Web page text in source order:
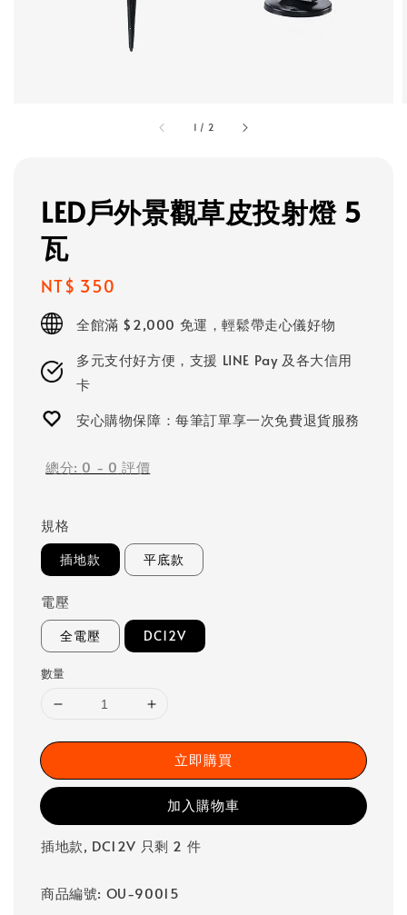
1 / 2
LED戶外景觀草皮投射燈 5
瓦
Regular
price
NT$ 350
全館滿 $2,000 免運，輕鬆帶走心儀好物
多元支付好方便，支援 LINE Pay 及各大信用
卡
安心購物保障：每筆訂單享一次免費退貨服務
總分: 0 - 0 評價
規格
插地款 平底款
電壓
全電壓 DC12V
數量
立即購買
加入購物車
插地款, DC12V 只剩 2 件
商品編號: OU-90015